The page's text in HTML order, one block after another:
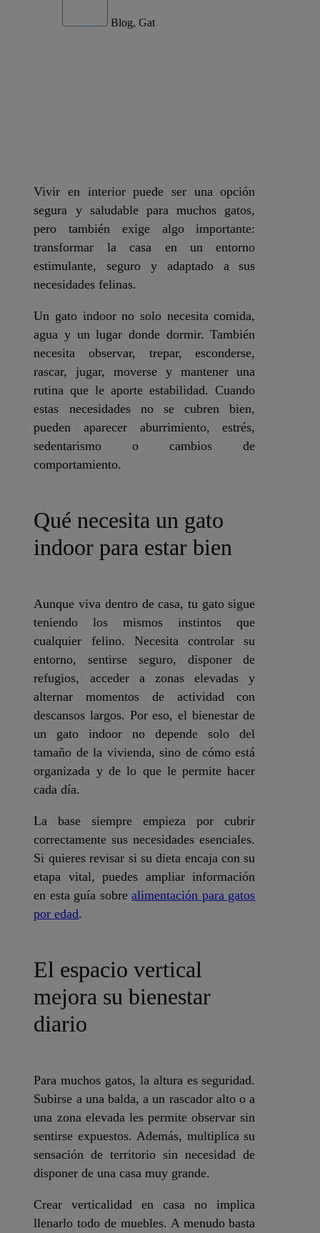
Blog, Gat
Vivir en interior puede ser una opción
segura y saludable para muchos gatos,
pero también exige algo importante:
transformar la casa en un entorno
estimulante, seguro y adaptado a sus
necesidades felinas.
Un gato indoor no solo necesita comida,
agua y un lugar donde dormir. También
necesita observar, trepar, esconderse,
rascar, jugar, moverse y mantener una
rutina que le aporte estabilidad. Cuando
estas necesidades no se cubren bien,
pueden aparecer aburrimiento, estrés,
sedentarismo o cambios de
comportamiento.
Qué necesita un gato
indoor para estar bien
Aunque viva dentro de casa, tu gato sigue
teniendo los mismos instintos que
cualquier felino. Necesita controlar su
entorno, sentirse seguro, disponer de
refugios, acceder a zonas elevadas y
alternar momentos de actividad con
descansos largos. Por eso, el bienestar de
un gato indoor no depende solo del
tamaño de la vivienda, sino de cómo está
organizada y de lo que le permite hacer
cada día.
La base siempre empieza por cubrir
correctamente sus necesidades esenciales.
Si quieres revisar si su dieta encaja con su
etapa vital, puedes ampliar información
en esta guía sobrealimentación para gatos
por edad.
El espacio vertical
mejora su bienestar
diario
Para muchos gatos, la altura es seguridad.
Subirse a una balda, a un rascador alto o a
una zona elevada les permite observar sin
sentirse expuestos. Además, multiplica su
sensación de territorio sin necesidad de
disponer de una casa muy grande.
Crear verticalidad en casa no implica
llenarlo todo de muebles. A menudo basta